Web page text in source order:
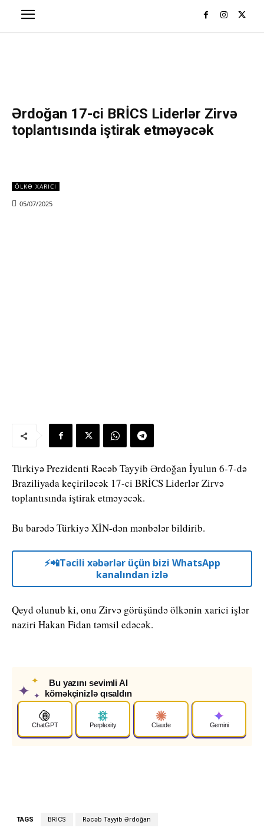
Ərdoğan 17-ci BRİCS Liderlər Zirvə
toplantısında iştirak etməyəcək
ÖLKƏ XARICI
05/07/2025
Türkiyə Prezidenti Rəcəb Tayyib Ərdoğan İyulun 6-7-də
Braziliyada keçiriləcək 17-ci BRİCS Liderlər Zirvə
toplantısında iştirak etməyəcək.
Bu barədə Türkiyə XİN-dən mənbələr bildirib.
⚡️📲Təcili xəbərlər üçün bizi WhatsApp
kanalından izlə
Qeyd olunub ki, onu Zirvə görüşündə ölkənin xarici işlər
naziri Hakan Fidan təmsil edəcək.
✦
✦
✦
Bu yazını sevimli AI
köməkçinizlə qısaldın
ChatGPT Perplexity Claude Gemini
TAGS BRICS Rəcəb Tayyib Ərdoğan